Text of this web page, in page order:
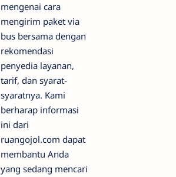
mengenai cara
mengirim paket via
bus bersama dengan
rekomendasi
penyedia layanan,
tarif, dan syarat-
syaratnya. Kami
berharap informasi
ini dari
ruangojol.com dapat
membantu Anda
yang sedang mencari